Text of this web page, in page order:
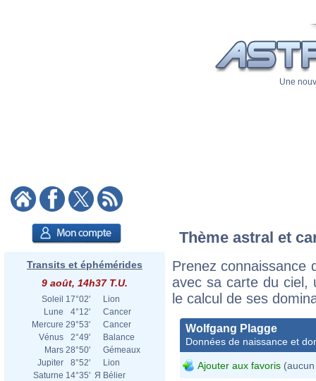
Une
Transits et éphémérides
9 août, 14h37 T.U.
Soleil 17°02'
Lion
Lune
4°12'
Cancer
Mercure 29°53'
Cancer
Vénus
2°49'
Balance
Mars 28°50'
Gémeaux
Jupiter
8°52'
Lion
Saturne 14°35' Я Bélier
Thème astral et
Prenez connaissance
avec sa carte du ciel,
le calcul de ses
Wolfgang Plagge
Données de naissance et
Ajouter aux favoris